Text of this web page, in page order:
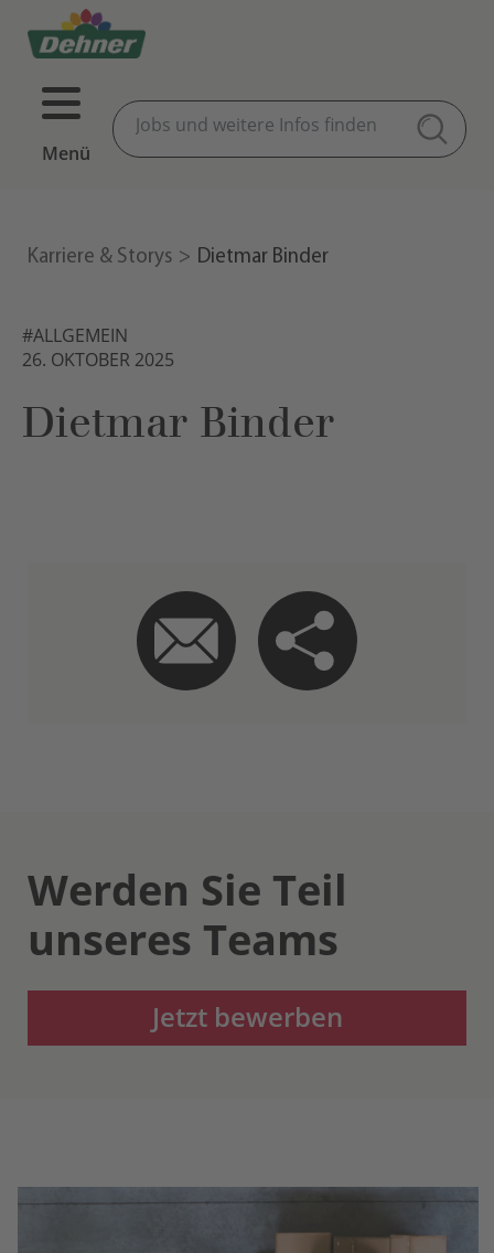
Menü
Karriere & Storys Dietmar Binder
#ALLGEMEIN
26. OKTOBER 2025
Dietmar Binder
Werden Sie Teil
unseres Teams
Jetzt bewerben